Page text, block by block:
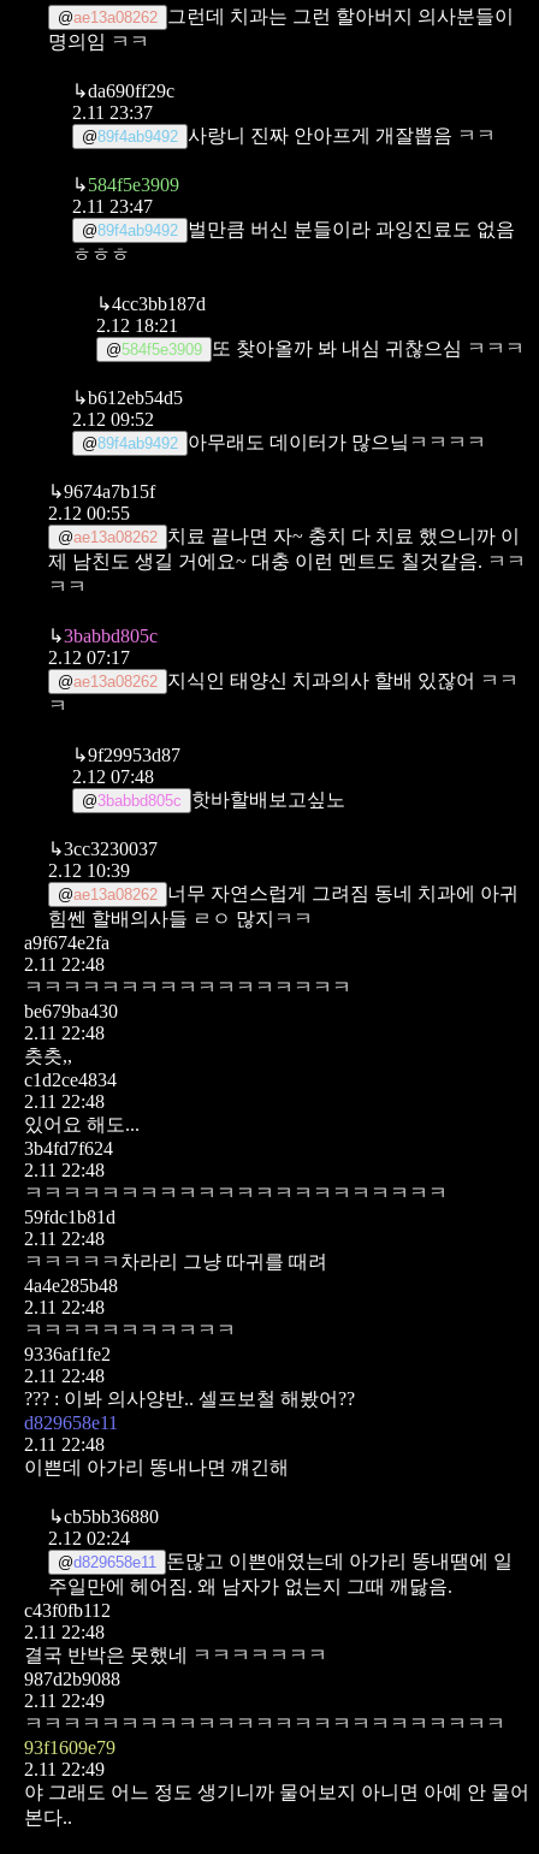
@ae13a08262
그런데 치과는 그런 할아버지 의사분들이
명의임 ㅋㅋ
↳da690ff29c
2.11 23:37
@89f4ab9492 사랑니 진짜 안아프게 개잘뽑음 ㅋㅋ
↳584f5e3909
2.11 23:47
@89f4ab9492 벌만큼 버신 분들이라 과잉진료도 없음
ㅎㅎㅎ
↳4cc3bb187d
2.12 18:21
@584f5e3909 또 찾아올까 봐 내심 귀찮으심 ㅋㅋㅋ
↳b612eb54d5
2.12 09:52
@89f4ab9492 아무래도 데이터가 많으닠ㅋㅋㅋㅋ
↳9674a7b15f
2.12 00:55
@ae13a08262 치료 끝나면 자~ 충치 다 치료 했으니까 이
제 남친도 생길 거에요~ 대충 이런 멘트도 칠것같음. ㅋㅋ
ㅋㅋ
↳3babbd805c
2.12 07:17
@ae13a08262 지식인 태양신 치과의사 할배 있잖어 ㅋㅋ
ㅋ
↳9f29953d87
2.12 07:48
@3babbd805c 핫바할배보고싶노
↳3cc3230037
2.12 10:39
@ae13a08262 너무 자연스럽게 그려짐 동네 치과에 아귀
힘쎈 할배의사들 ㄹㅇ 많지ㅋㅋ
a9f674e2fa
2.11 22:48
ㅋㅋㅋㅋㅋㅋㅋㅋㅋㅋㅋㅋㅋㅋㅋㅋㅋ
be679ba430
2.11 22:48
츳츳,,
c1d2ce4834
2.11 22:48
있어요 해도...
3b4fd7f624
2.11 22:48
ㅋㅋㅋㅋㅋㅋㅋㅋㅋㅋㅋㅋㅋㅋㅋㅋㅋㅋㅋㅋㅋㅋ
59fdc1b81d
2.11 22:48
ㅋㅋㅋㅋㅋ차라리 그냥 따귀를 때려
4a4e285b48
2.11 22:48
ㅋㅋㅋㅋㅋㅋㅋㅋㅋㅋㅋ
9336af1fe2
2.11 22:48
??? : 이봐 의사양반.. 셀프보철 해봤어??
d829658e11
2.11 22:48
이쁜데 아가리 똥내나면 꺠긴해
↳cb5bb36880
2.12 02:24
@d829658e11
돈많고 이쁜애였는데 아가리 똥내땜에 일
주일만에 헤어짐. 왜 남자가 없는지 그때 깨닳음.
c43f0fb112
2.11 22:48
결국 반박은 못했네 ㅋㅋㅋㅋㅋㅋㅋ
987d2b9088
2.11 22:49
ㅋㅋㅋㅋㅋㅋㅋㅋㅋㅋㅋㅋㅋㅋㅋㅋㅋㅋㅋㅋㅋㅋㅋㅋㅋ
93f1609e79
2.11 22:49
야 그래도 어느 정도 생기니까 물어보지 아니면 아예 안 물어
본다..